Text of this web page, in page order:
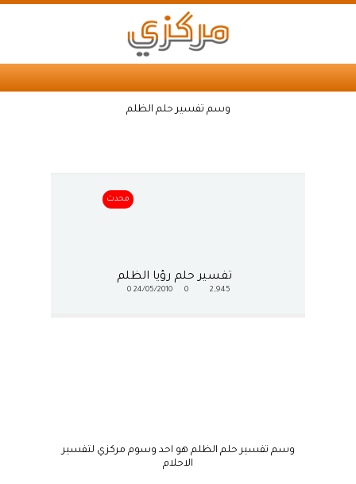
وسم تفسير حلم الظلم
محدث
تفسير حلم رؤيا الظلم
2,945
24/05/2010
0
وسم تفسير حلم الظلم هو احد وسوم مركزي لتفسير
الاحلام